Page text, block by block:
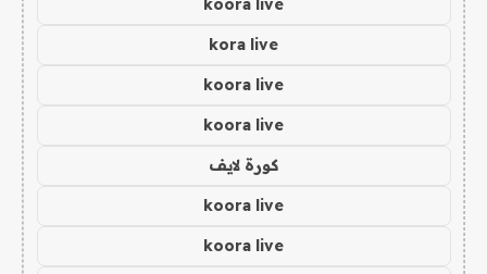
kora live
koora live
koora live
كورة لايف
koora live
koora live